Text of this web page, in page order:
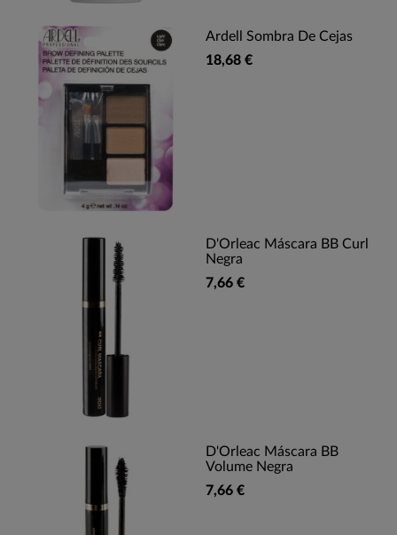
Ardell Sombra De Cejas
18,68 €
D'Orleac Máscara BB Curl
Negra
7,66 €
D'Orleac Máscara BB
Volume Negra
7,66 €